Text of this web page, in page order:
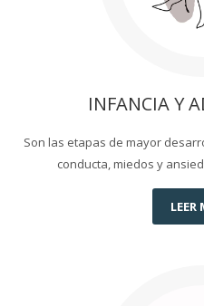
INFANCIA Y
Son las etapas de mayor
conducta, miedos y
LEER